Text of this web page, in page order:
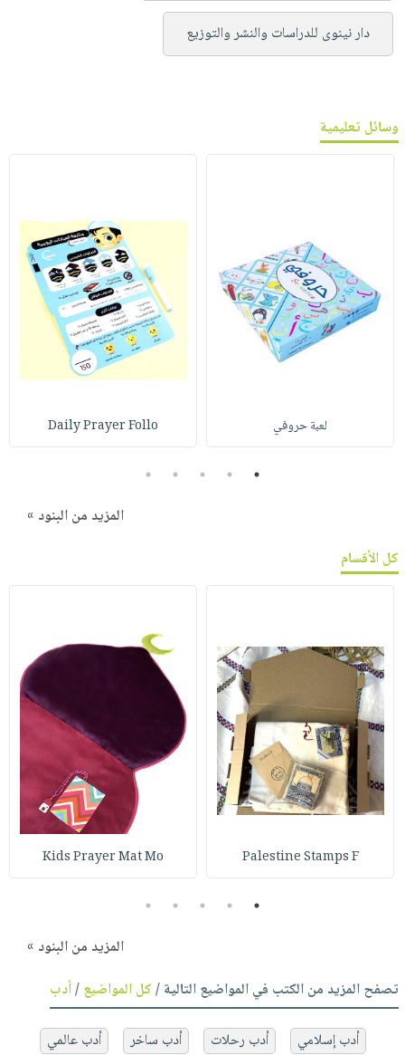
دار نينوى للدراسات والنشر والتوزيع
وسائل تعليمية
لعبة حروفي Daily Prayer Follo
1
2
3
4
5
المزيد من البنود »
كل الأقسام
Palestine Stamps F
Kids Prayer Mat Mo
1
2
3
4
5
المزيد من البنود »
تصفح المزيد من الكتب في المواضيع التالية /كل المواضيع/أدب
أدب إسلامي أدب رحلات أدب ساخر
أدب عالمي